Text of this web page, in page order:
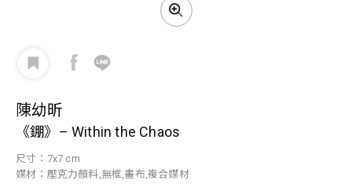
陳幼昕
《錋》– Within the Chaos
尺寸：7x7 cm
媒材：壓克力顏料,無框,畫布,複合媒材